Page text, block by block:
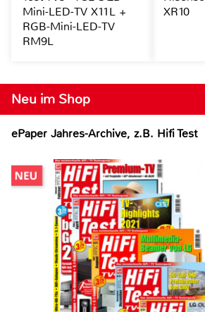
Neu im Shop
ePaper Jahres-Archive, z.B. Hifi Test
Mini-LED-TV X11L +
RGB-Mini-LED-TV
RM9L
XR10